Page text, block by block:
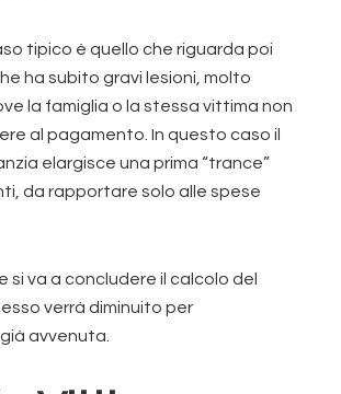
tipico è quello che riguarda poi
ha subito gravi lesioni, molto
la famiglia o la stessa vittima non
al pagamento. In questo caso il
elargisce una prima “trance”
da rapportare solo alle spese
si va a concludere il calcolo del
verrà diminuito per
avvenuta.